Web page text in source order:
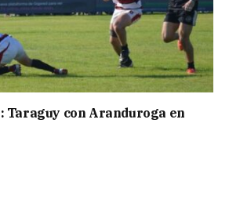
Taraguy con Aranduroga en